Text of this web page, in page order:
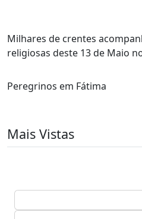
Milhares de crentes
religiosas deste 13 de Maio
Peregrinos em Fátima
Mais Vistas